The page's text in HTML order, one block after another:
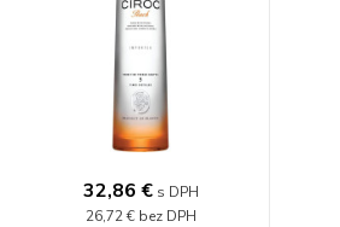
32,86 € s DPH
26,72 € bez DPH